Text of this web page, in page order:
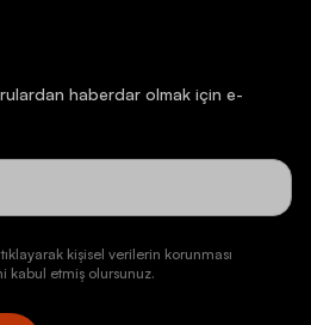
haberdar olmak için e-
kişisel verilerin korunması
kabul etmiş olursunuz.